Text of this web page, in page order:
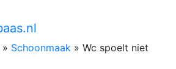
» Schoonmaak » Wc spoelt niet